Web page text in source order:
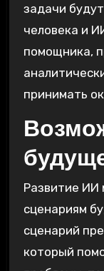
задачи
человека и
помощника,
принимать
Развитие ИИ
сценариям
сценарий
который